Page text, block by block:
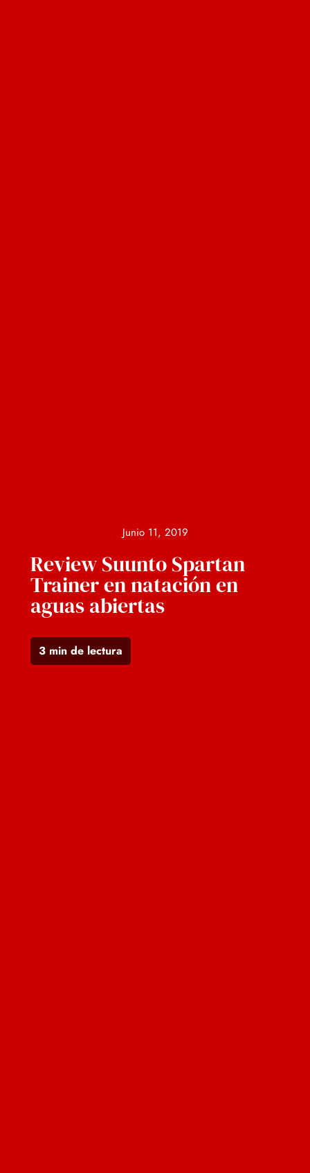
Junio 11, 2019
Review Suunto Spartan
Trainer en natación en
aguas abiertas
3 min de lectura